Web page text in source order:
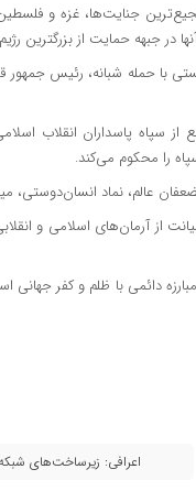
جنایت‌ها، غزه و
جبهه حمایت از بزرگترین رژیم
با حمله‌ شبانه، رئیس
سپاه پاسداران انقلاب
را محکوم می‌کند.
عالم، نماد
از آرمان‌های اسلامی و
دائمی با ظلم و کفر جهانی
اعرافی: زیرساخت‌های